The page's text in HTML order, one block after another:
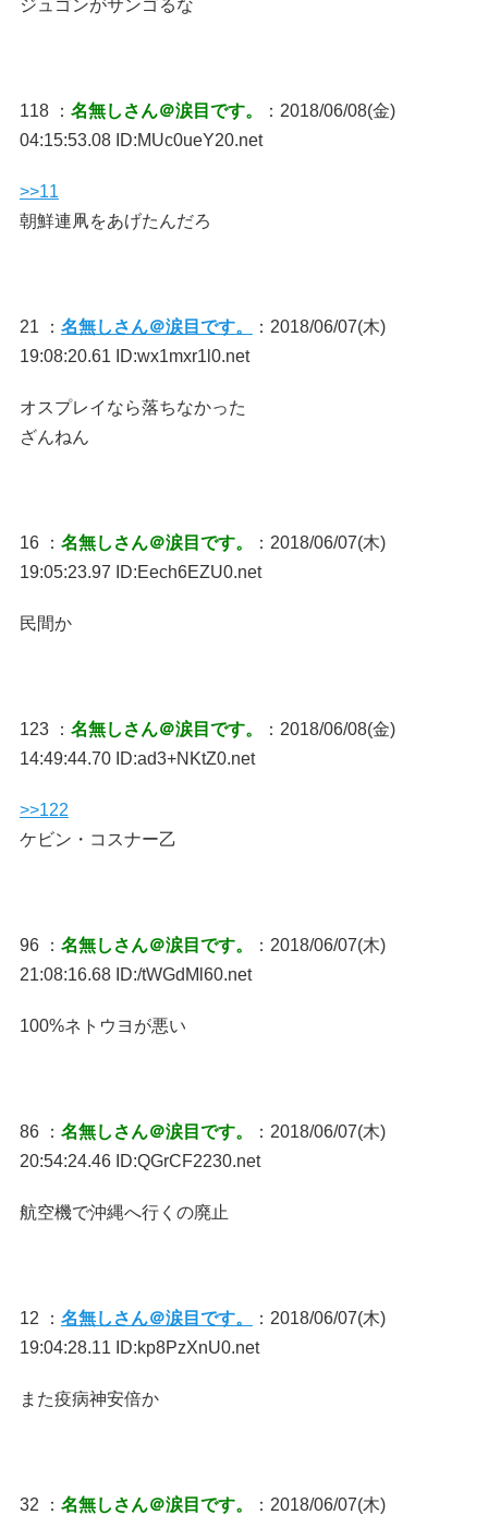
ジュゴンがサンゴるな
118 ： 名無しさん＠涙目です。
：2018/06/08(金)
04:15:53.08 ID:MUc0ueY20.net
>>11
朝鮮連凧をあげたんだろ
21 ： 名無しさん＠涙目です。
：2018/06/07(木)
19:08:20.61 ID:wx1mxr1l0.net
オスプレイなら落ちなかった
ざんねん
16 ： 名無しさん＠涙目です。
：2018/06/07(木)
19:05:23.97 ID:Eech6EZU0.net
民間か
123 ： 名無しさん＠涙目です。
：2018/06/08(金)
14:49:44.70 ID:ad3+NKtZ0.net
>>122
ケビン・コスナー乙
96 ： 名無しさん＠涙目です。
：2018/06/07(木)
21:08:16.68 ID:/tWGdMl60.net
100%ネトウヨが悪い
86 ： 名無しさん＠涙目です。
：2018/06/07(木)
20:54:24.46 ID:QGrCF2230.net
航空機で沖縄へ行くの廃止
12 ： 名無しさん＠涙目です。
：2018/06/07(木)
19:04:28.11 ID:kp8PzXnU0.net
また疫病神安倍か
32 ： 名無しさん＠涙目です。
：2018/06/07(木)